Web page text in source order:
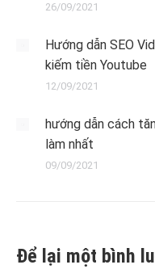
26/09/2021
Hướng dẫn SEO
kiếm tiền Youtube
12/09/2021
hướng dẫn cách
làm nhất
09/09/2021
Để lại một bình